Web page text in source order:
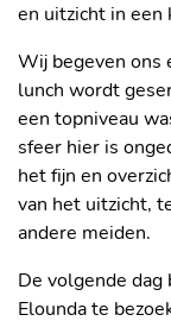
en uitzicht in een
Wij begeven ons
lunch wordt
een topniveau
sfeer hier is
het fijn en
van het uitzicht,
andere meiden.
De volgende
Elounda te